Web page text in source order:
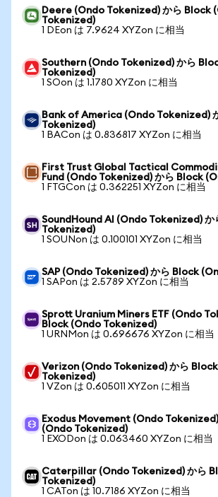
Deere (Ondo Tokenized) から Block
Tokenized)
1 DEon は 7.9624 XYZon に相当
Southern (Ondo Tokenized) から
Tokenized)
1 SOon は 1.1780 XYZon に相当
Bank of America (Ondo Tokenized)
Tokenized)
1 BACon は 0.836817 XYZon に相当
First Trust Global Tactical
Fund (Ondo Tokenized) から Block
1 FTGCon は 0.362251 XYZon に相当
SoundHound AI (Ondo Tokenized)
Tokenized)
1 SOUNon は 0.100101 XYZon に相当
SAP (Ondo Tokenized) から Block
1 SAPon は 2.5789 XYZon に相当
Sprott Uranium Miners ETF (Ondo
Block (Ondo Tokenized)
1 URNMon は 0.696676 XYZon に相当
Verizon (Ondo Tokenized) から
Tokenized)
1 VZon は 0.605011 XYZon に相当
Exodus Movement (Ondo
(Ondo Tokenized)
1 EXODon は 0.063460 XYZon に相当
Caterpillar (Ondo Tokenized) から
Tokenized)
1 CATon は 10.7186 XYZon に相当